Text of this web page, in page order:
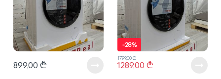
899,00₾
-28%
1289,00 ₾
1799,00₾